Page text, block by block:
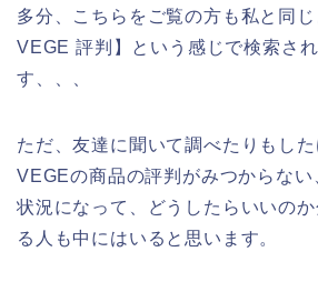
多分、こちらをご覧の方も私と同
VEGE 評判】という感じで検索さ
す、、、
ただ、友達に聞いて調べたりもし
VEGEの商品の評判がみつからな
状況になって、どうしたらいいの
る人も中にはいると思います。